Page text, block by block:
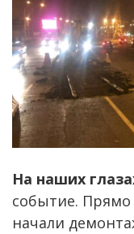
На наших
событие.
начали